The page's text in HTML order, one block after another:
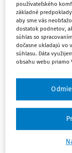
§ 63 Zákonníka
V prípade
menšieho počtu
je
prípade je na
zamestnancov
prvému. Ak
zamestnávateľ
výpoveď,
ostatným
používateľského
základné
aby sme vás
dostatok podnetov,
súhlas so
dočasne ukladajú vo
súhlasu. Dáta
obsahu webu priamo